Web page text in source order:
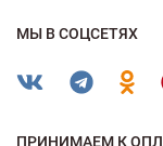
МЫ В СОЦСЕТЯХ
ПРИНИМАЕМ К